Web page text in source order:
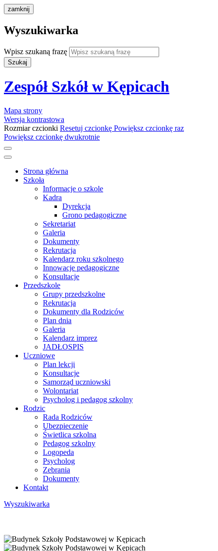
zamknij
Wyszukiwarka
Wpisz szukaną frazę
Szukaj
Zespół Szkół w Kępicach
Mapa strony
Wersja kontrastowa
Rozmiar czcionki Resetuj czcionkę Powiększ czcionkę raz
Powiększ czcionkę dwukrotnie
Strona główna
Szkoła
Informacje o szkole
Kadra
Dyrekcja
Grono pedagogiczne
Sekretariat
Galeria
Dokumenty
Rekrutacja
Kalendarz roku szkolnego
Innowacje pedagogiczne
Konsultacje
Przedszkole
Grupy przedszkolne
Rekrutacja
Dokumenty dla Rodziców
Plan dnia
Galeria
Kalendarz imprez
JADŁOSPIS
Uczniowe
Plan lekcji
Konsultacje
Samorząd uczniowski
Wolontariat
Psycholog i pedagog szkolny
Rodzic
Rada Rodziców
Ubezpieczenie
Świetlica szkolna
Pedagog szkolny
Logopeda
Psycholog
Zebrania
Dokumenty
Kontakt
Wyszukiwarka